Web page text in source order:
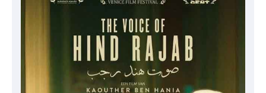
സെന്റ് ജോസഫ്സ് കോളജ്
കോമേഴ്‌സ് അസോസിയേഷന്
തുടക്കമായി